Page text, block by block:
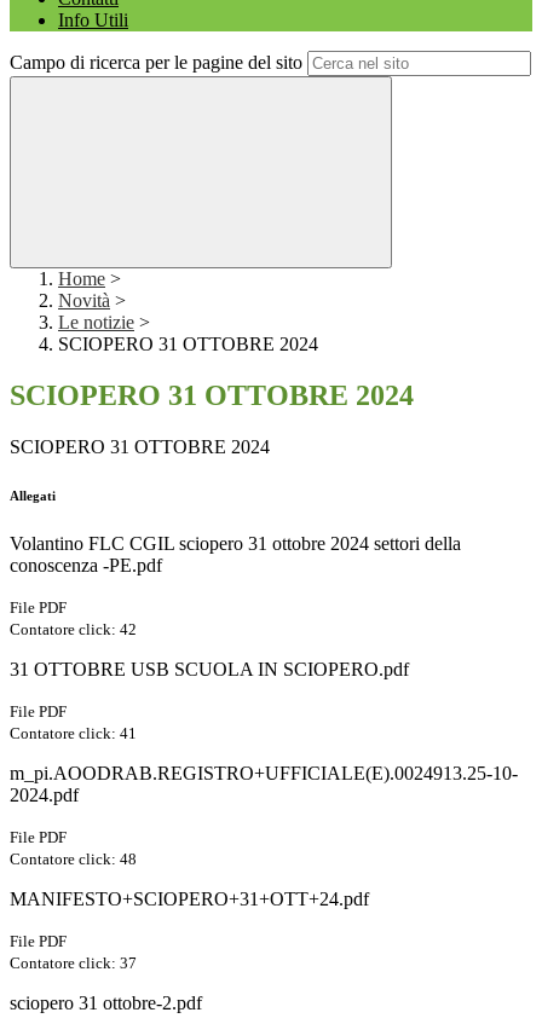
Info Utili
Campo di ricerca per le pagine del sito
Home >
Novità >
Le notizie >
SCIOPERO 31 OTTOBRE 2024
SCIOPERO 31 OTTOBRE 2024
SCIOPERO 31 OTTOBRE 2024
Allegati
Volantino FLC CGIL sciopero 31 ottobre 2024 settori della
conoscenza -PE.pdf
File PDF
Contatore click: 42
31 OTTOBRE USB SCUOLA IN SCIOPERO.pdf
File PDF
Contatore click: 41
m_pi.AOODRAB.REGISTRO+UFFICIALE(E).0024913.25-10-
2024.pdf
File PDF
Contatore click: 48
MANIFESTO+SCIOPERO+31+OTT+24.pdf
File PDF
Contatore click: 37
sciopero 31 ottobre-2.pdf